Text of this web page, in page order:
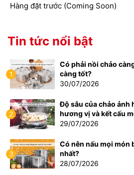
Hàng đặt trước (Coming Soon)
Tin tức nổi bật
1
Có phải nồi chảo
càng tốt?
30/07/2026
2
Độ sâu của chảo ảnh
hương vị và kết cấu
29/07/2026
3
Có nên nấu mọi món
nhất?
28/07/2026